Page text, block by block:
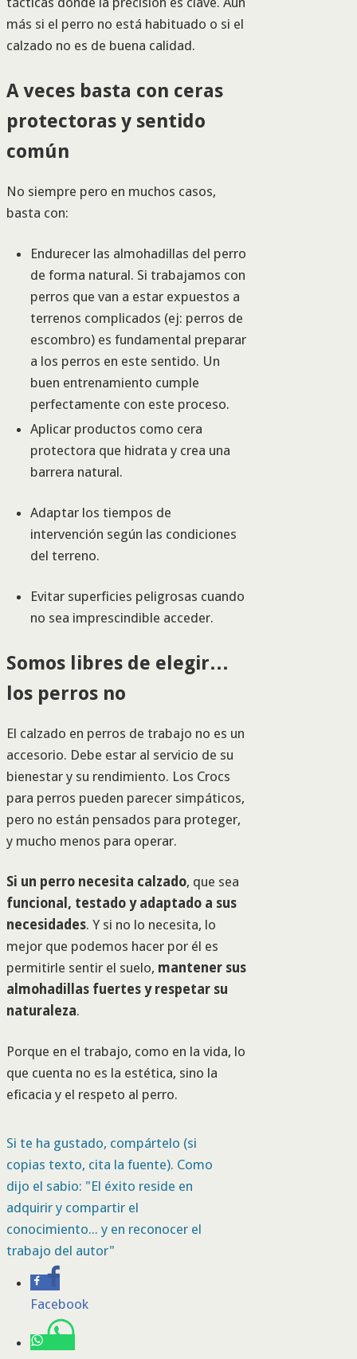
más si el perro no está habituado o si el
calzado no es de buena calidad.
A veces basta con ceras
protectoras y sentido
común
No siempre pero en muchos casos,
basta con:
Endurecer las almohadillas del perro
de forma natural. Si trabajamos con
perros que van a estar expuestos a
terrenos complicados (ej: perros de
escombro) es fundamental preparar
a los perros en este sentido. Un
buen entrenamiento cumple
perfectamente con este proceso.
Aplicar productos como cera
protectora que hidrata y crea una
barrera natural.
Adaptar los tiempos de
intervención según las condiciones
del terreno.
Evitar superficies peligrosas cuando
no sea imprescindible acceder.
Somos libres de elegir…
los perros no
El calzado en perros de trabajo no es un
accesorio. Debe estar al servicio de su
bienestar y su rendimiento. Los Crocs
para perros pueden parecer simpáticos,
pero no están pensados para proteger,
y mucho menos para operar.
Si un perro necesita calzado, que sea
funcional, testado y adaptado a sus
necesidades. Y si no lo necesita, lo
mejor que podemos hacer por él es
permitirle sentir el suelo, mantener sus
almohadillas fuertes y respetar su
naturaleza.
Porque en el trabajo, como en la vida, lo
que cuenta no es la estética, sino la
eficacia y el respeto al perro.
Si te ha gustado, compártelo (si
copias texto, cita la fuente). Como
dijo el sabio: "El éxito reside en
adquirir y compartir el
conocimiento... y en reconocer el
trabajo del autor"
Facebook